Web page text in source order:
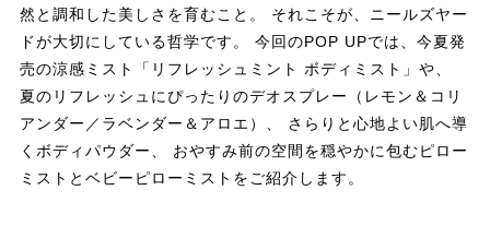
然と調和した美しさを育むこと。 それこそが、ニールズヤー
ドが大切にしている哲学です。 今回のPOP UPでは、今夏発
売の涼感ミスト「リフレッシュミント ボディミスト」や、
夏のリフレッシュにぴったりのデオスプレー（レモン＆コリ
アンダー／ラベンダー＆アロエ）、 さらりと心地よい肌へ導
くボディパウダー、 おやすみ前の空間を穏やかに包むピロー
ミストとベビーピローミストをご紹介します。